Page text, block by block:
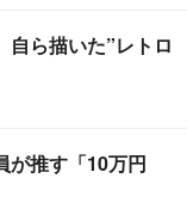
ら描いた”レトロ
が推す「10万円